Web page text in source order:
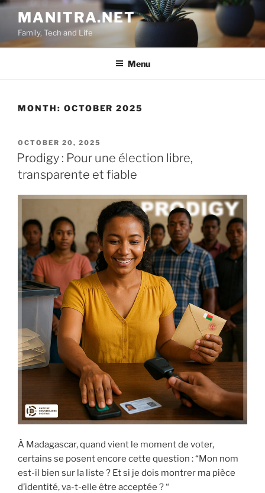
Skip
content
MANITRA.NET
Family, Tech and Life
Menu
MONTH: OCTOBER 2025
POSTED
ON
OCTOBER 20, 2025
Prodigy : Pour une élection libre,
transparente et fiable
À Madagascar, quand vient le moment de voter,
certains se posent encore cette question : “Mon nom
est-il bien sur la liste ? Et si je dois montrer ma pièce
d’identité, va-t-elle être acceptée ? “